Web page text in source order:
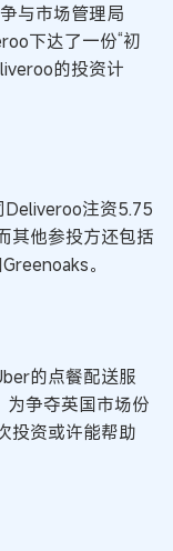
与市场管理局
下达了一份“初
的投资计
注资5.75
其他参投方还包括
。
的点餐配送服
争夺英国市场份
投资或许能帮助